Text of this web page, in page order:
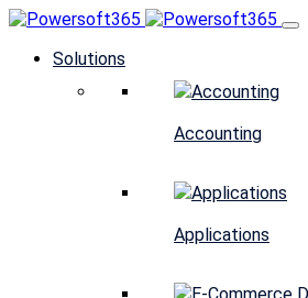
Solutions
Accounting
Applications